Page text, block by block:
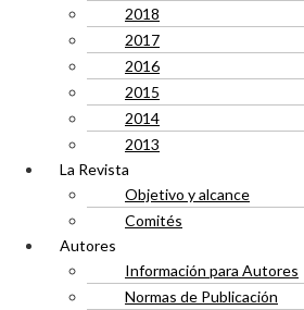
2018
2017
2016
2015
2014
2013
La Revista
Objetivo y alcance
Comités
Autores
Información para Autores
Normas de Publicación